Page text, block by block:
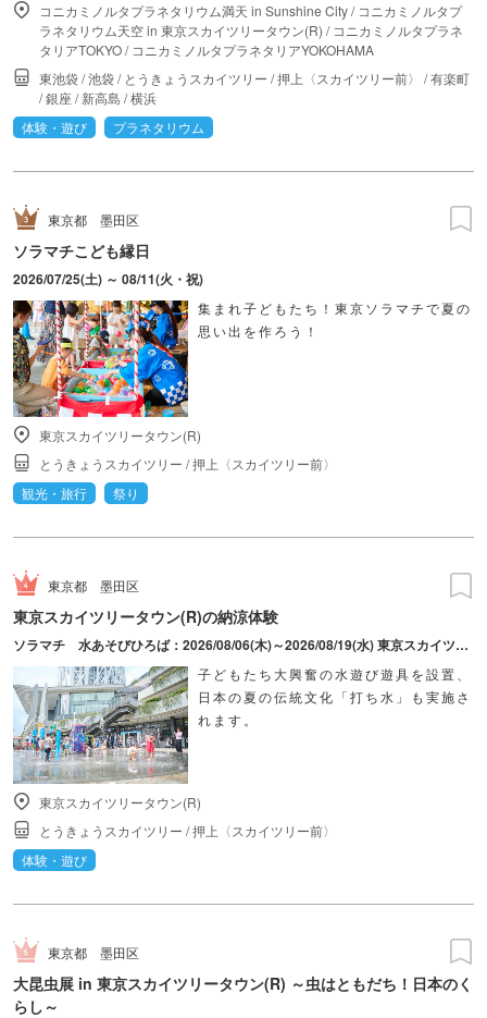
コニカミノルタプラネタリウム満天 in Sunshine City/ コニカミノルタプ
ラネタリウム天空 in 東京スカイツリータウン(R) / コニカミノルタプラネ
タリアTOKYO/ コニカミノルタプラネタリアYOKOHAMA
東池袋/池袋/ とうきょうスカイツリー /押上〈スカイツリー前〉 /有楽町
/銀座/新高島 /横浜
体験・遊び
プラネタリウム
東京都 墨田区
ソラマチこども縁日
2026/07/25(土) ～ 08/11(火・祝)
集まれ子どもたち！東京ソラマチで夏の
思い出を作ろう！
東京スカイツリータウン(R)
とうきょうスカイツリー /押上〈スカイツリー前〉
観光・旅行
祭り
東京都 墨田区
東京スカイツリータウン(R)の納涼体験
ソラマチ 水あそびひろば：2026/08/06(木)～2026/08/19(水) 東京スカイツリータウン納涼打ち水：2026/08/08(土)、9(日) はぴだんぶい Voyage 全力なつやすみ 2026 スペシャルステージ：2026/08/22(土)、23(日)
子どもたち大興奮の水遊び遊具を設置、
日本の夏の伝統文化「打ち水」も実施さ
れます。
東京スカイツリータウン(R)
とうきょうスカイツリー /押上〈スカイツリー前〉
体験・遊び
東京都 墨田区
大昆虫展 in 東京スカイツリータウン(R) ～虫はともだち！日本のく
らし～